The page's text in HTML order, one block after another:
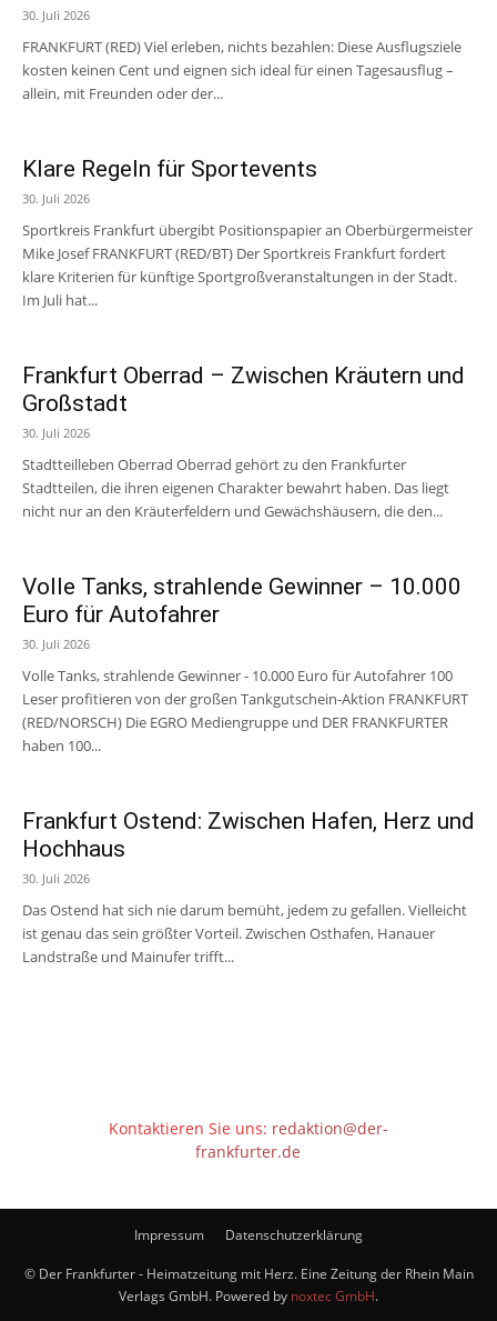
30. Juli 2026
FRANKFURT (RED) Viel erleben, nichts bezahlen: Diese Ausflugsziele
kosten keinen Cent und eignen sich ideal für einen Tagesausflug –
allein, mit Freunden oder der...
Klare Regeln für Sportevents
30. Juli 2026
Sportkreis Frankfurt übergibt Positionspapier an Oberbürgermeister
Mike Josef FRANKFURT (RED/BT) Der Sportkreis Frankfurt fordert
klare Kriterien für künftige Sportgroßveranstaltungen in der Stadt.
Im Juli hat...
Frankfurt Oberrad – Zwischen Kräutern und
Großstadt
30. Juli 2026
Stadtteilleben Oberrad Oberrad gehört zu den Frankfurter
Stadtteilen, die ihren eigenen Charakter bewahrt haben. Das liegt
nicht nur an den Kräuterfeldern und Gewächshäusern, die den...
Volle Tanks, strahlende Gewinner – 10.000
Euro für Autofahrer
30. Juli 2026
Volle Tanks, strahlende Gewinner - 10.000 Euro für Autofahrer 100
Leser profitieren von der großen Tankgutschein-Aktion FRANKFURT
(RED/NORSCH) Die EGRO Mediengruppe und DER FRANKFURTER
haben 100...
Frankfurt Ostend: Zwischen Hafen, Herz und
Hochhaus
30. Juli 2026
Das Ostend hat sich nie darum bemüht, jedem zu gefallen. Vielleicht
ist genau das sein größter Vorteil. Zwischen Osthafen, Hanauer
Landstraße und Mainufer trifft...
Kontaktieren Sie uns: redaktion@der-
frankfurter.de
Impressum Datenschutzerklärung
© Der Frankfurter - Heimatzeitung mit Herz. Eine Zeitung der Rhein Main
Verlags GmbH. Powered by noxtec GmbH.